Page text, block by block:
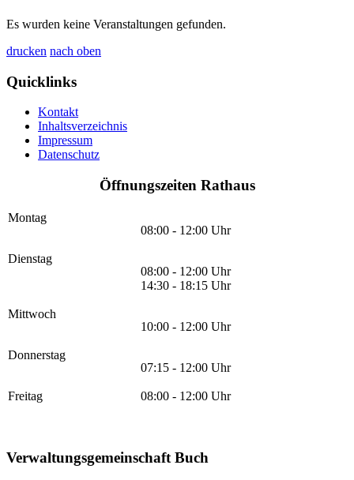
Es wurden keine Veranstaltungen gefunden.
drucken nach oben
Quicklinks
Kontakt
Inhaltsverzeichnis
Impressum
Datenschutz
Öffnungszeiten Rathaus
Montag
08:00 - 12:00 Uhr
Dienstag
08:00 - 12:00 Uhr
14:30 - 18:15 Uhr
Mittwoch
10:00 - 12:00 Uhr
Donnerstag
07:15 - 12:00 Uhr
Freitag 08:00 - 12:00 Uhr
Verwaltungsgemeinschaft Buch